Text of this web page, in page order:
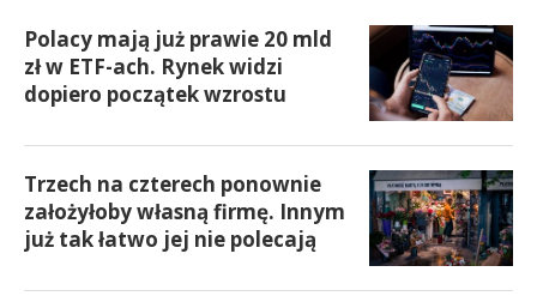
Polacy mają już prawie 20 mld
zł w ETF-ach. Rynek widzi
dopiero początek wzrostu
Trzech na czterech ponownie
założyłoby własną firmę. Innym
już tak łatwo jej nie polecają